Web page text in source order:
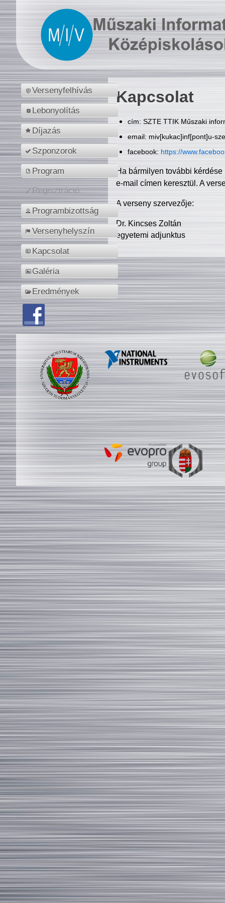
Versenyfelhívás
Lebonyolítás
Díjazás
Szponzorok
Program
Regisztráció
Programbizottság
Versenyhelyszín
Kapcsolat
Galéria
Eredmények
Kapcsolat
cím: SZTE TTIK Műszaki
email: miv[kukac]inf[pont]u-
facebook: https://
Ha bármilyen további
e-mail címen keresztül. A
A verseny szervezője:
Dr. Kincses Zoltán
egyetemi adjunktus